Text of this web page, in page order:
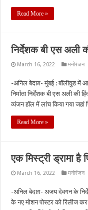
Read More »
निर्देशक बी एस अली
March 16, 2022 मनोरंजन
-अनिल बेदाग़- मुंबई : बॉलीवुड में
निर्माता निर्देशक बी एस अली की
व्यंजन हॉल में लांच किया गया जहां
Read More »
एक मिस्ट्री ड्रामा है
March 16, 2022 मनोरंजन
-अनिल बेदाग़- अजय देवगन के
के नए मोशन पोस्टर को रिलीज